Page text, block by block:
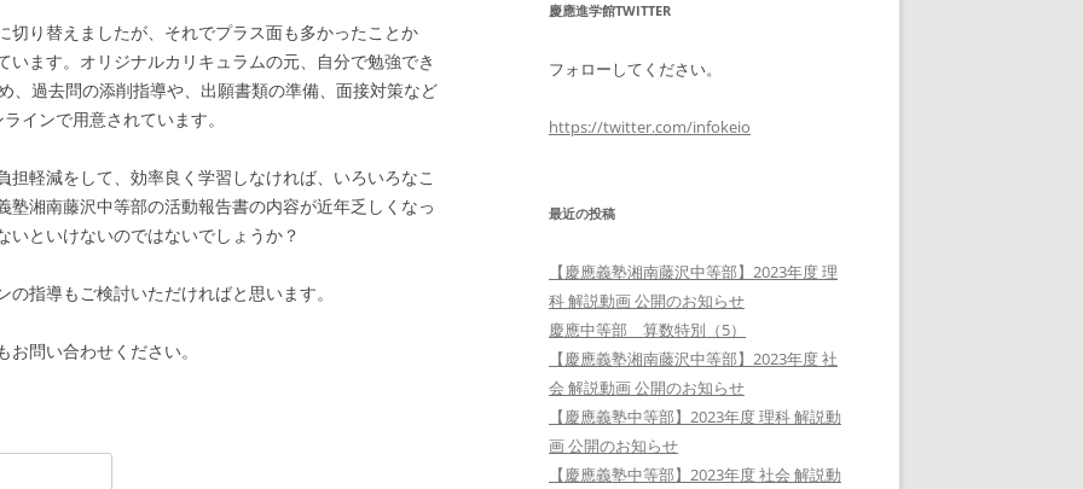
切り替えましたが、それでプラス面も多かったことか
います。オリジナルカリキュラムの元、自分で勉強でき
、過去問の添削指導や、出願書類の準備、面接対策など
インで用意されています。
軽減をして、効率良く学習しなければ、いろいろなこ
塾湘南藤沢中等部の活動報告書の内容が近年乏しくなっ
いといけないのではないでしょうか？
指導もご検討いただければと思います。
問い合わせください。
慶應進学館TWITTER
フォローしてください。
https://twitter.com/infokeio
最近の投稿
【慶應義塾湘南藤沢中等部】2023年度 理
科 解説動画 公開のお知らせ
慶應中等部 算数特別（5）
【慶應義塾湘南藤沢中等部】2023年度 社
会 解説動画 公開のお知らせ
【慶應義塾中等部】2023年度 理科 解説動
画 公開のお知らせ
【慶應義塾中等部】2023年度 社会 解説動